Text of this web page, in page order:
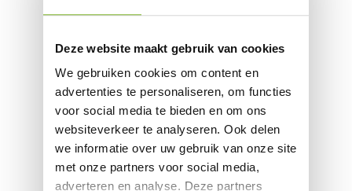
Deze website maakt gebruik van cookies
We gebruiken cookies om content en
advertenties te personaliseren, om functies
voor social media te bieden en om ons
websiteverkeer te analyseren. Ook delen
we informatie over uw gebruik van onze site
met onze partners voor social media,
adverteren en analyse. Deze partners